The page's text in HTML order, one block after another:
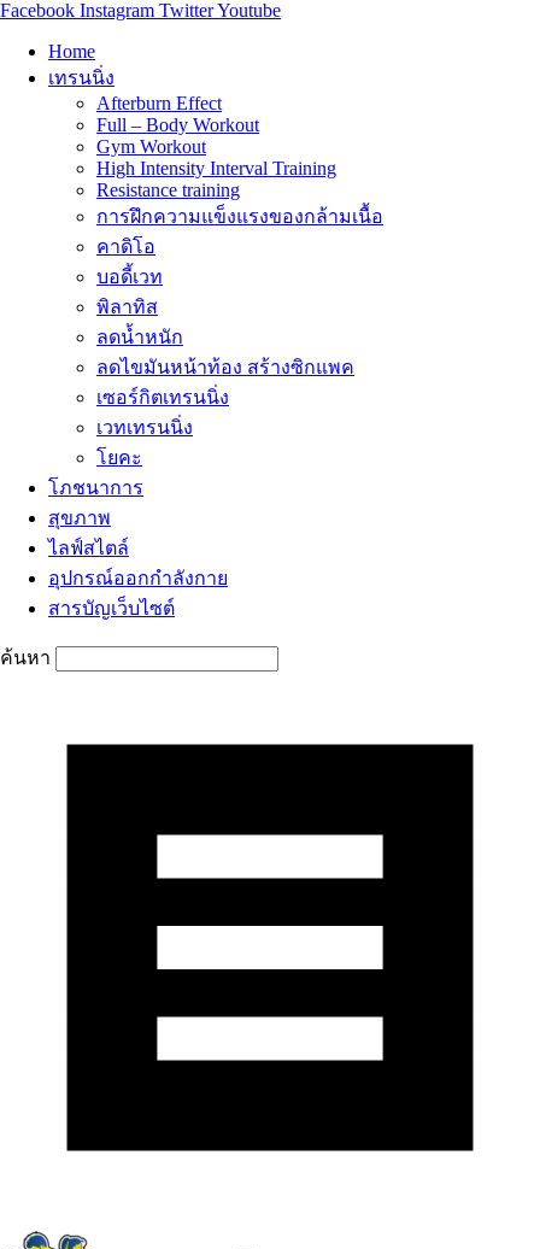
Facebook Instagram TwitterYoutube
Home
เทรนนิ่ง
Afterburn Effect
Full – Body Workout
Gym Workout
High Intensity Interval Training
Resistance training
การฝึกความแข็งแรงของกล้ามเนื้อ
คาดิโอ
บอดี้เวท
พิลาทิส
ลดน้ำหนัก
ลดไขมันหน้าท้อง สร้างซิกแพค
เซอร์กิตเทรนนิ่ง
เวทเทรนนิ่ง
โยคะ
โภชนาการ
สุขภาพ
ไลฟ์สไตล์
อุปกรณ์ออกกำลังกาย
สารบัญเว็บไซต์
ค้นหา